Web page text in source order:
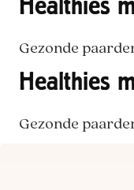
Healthies
Gezonde
Healthies
Gezonde